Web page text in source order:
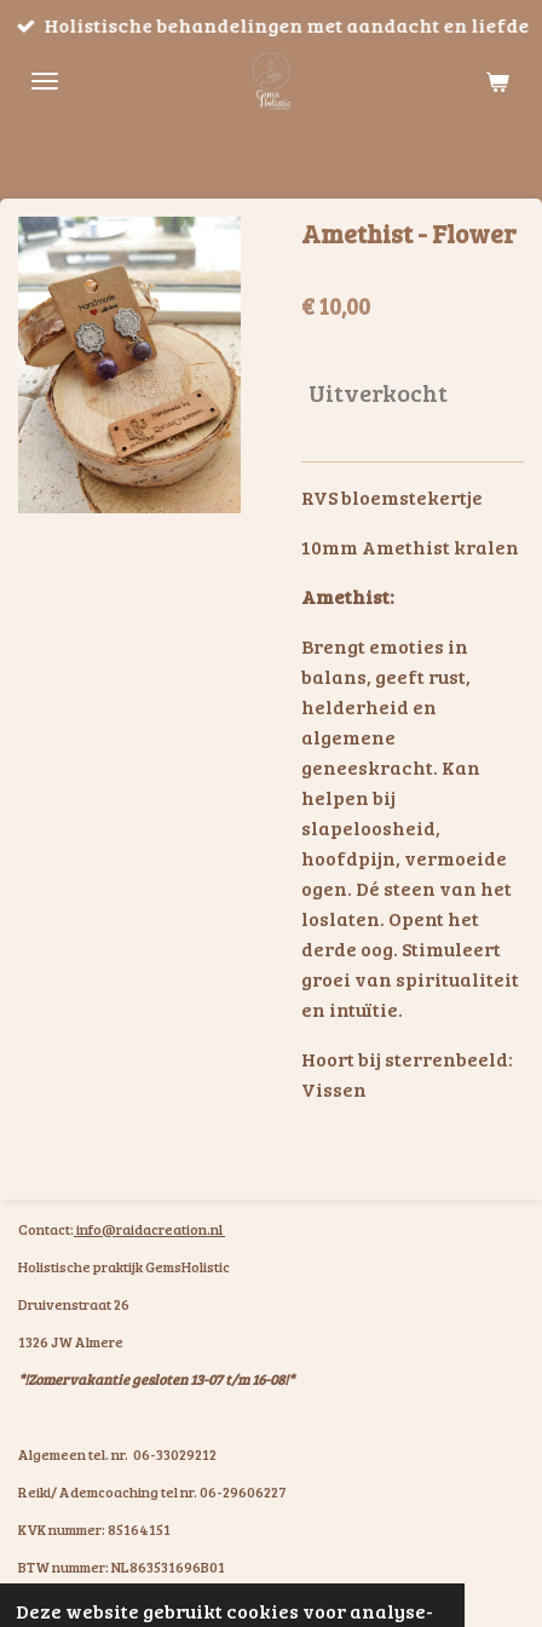
Deze website gebruikt cookies voor analyse-
Ga
naar
Holistische behandelingen met aandacht en liefde
Amethist - Flower
€ 10,00
Uitverkocht
RVS bloemstekertje
10mm Amethist kralen
Amethist:
Brengt emoties in
balans, geeft rust,
helderheid en
algemene
geneeskracht. Kan
helpen bij
slapeloosheid,
hoofdpijn, vermoeide
ogen. Dé steen van het
loslaten. Opent het
derde oog. Stimuleert
groei van spiritualiteit
en intuïtie.
Hoort bij sterrenbeeld:
Vissen
Contact:info@raidacreation.nl
Holistische praktijk GemsHolistic
Druivenstraat 26
1326 JW Almere
*!Zomervakantie gesloten 13-07 t/m 16-08!*
Algemeen tel. nr. 06-33029212
Reiki/ Ademcoaching tel nr. 06-29606227
KVK nummer: 85164151
BTW nummer: NL863531696B01
IBAN: NL07KNAB0602931894